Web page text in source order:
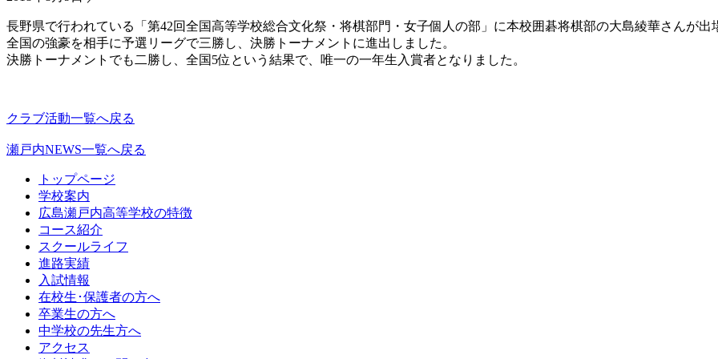
長野県で行われている「第42回全国高等学校総合文化祭・将棋部門・女子個人の部」に本校囲碁将棋部の大島綾華さんが出
全国の強豪を相手に予選リーグで三勝し、決勝トーナメントに進出しました。
決勝トーナメントでも二勝し、全国5位という結果で、唯一の一年生入賞者となりました。
クラブ活動一覧へ戻る
瀬戸内NEWS一覧へ戻る
トップページ
学校案内
広島瀬戸内高等学校の特徴
コース紹介
スクールライフ
進路実績
入試情報
在校生･保護者の方へ
卒業生の方へ
中学校の先生方へ
アクセス